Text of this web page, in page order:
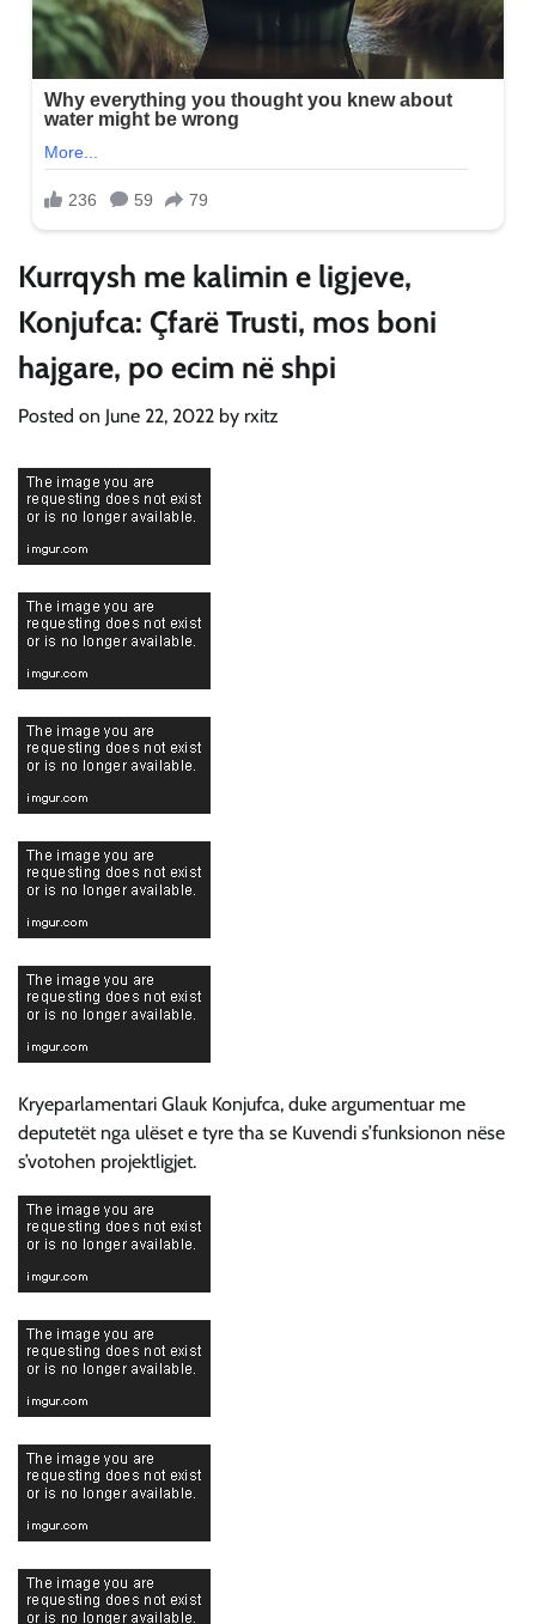
Kurrqysh me kalimin e ligjeve,
Konjufca: Çfarë Trusti, mos boni
hajgare, po ecim në shpi
Posted on June 22, 2022 by rxitz
Kryeparlamentari Glauk Konjufca, duke argumentuar me
deputetët nga ulëset e tyre tha se Kuvendi s’funksionon nëse
s’votohen projektligjet.